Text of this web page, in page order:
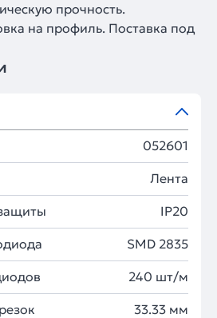
прочность.
на профиль. Поставка под
052601
Лента
IP20
SMD 2835
240 шт/м
33.33 мм